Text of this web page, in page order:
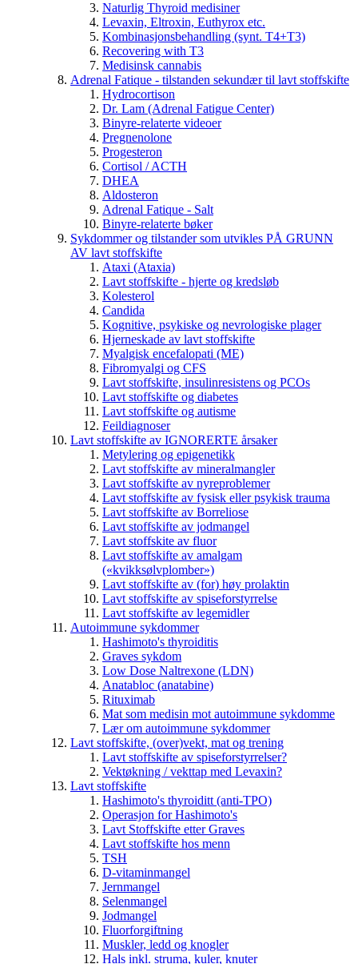
Naturlig Thyroid medisiner
Levaxin, Eltroxin, Euthyrox etc.
Kombinasjonsbehandling (synt. T4+T3)
Recovering with T3
Medisinsk cannabis
Adrenal Fatique - tilstanden sekundær til lavt stoffskifte
Hydrocortison
Dr. Lam (Adrenal Fatigue Center)
Binyre-relaterte videoer
Pregnenolone
Progesteron
Cortisol / ACTH
DHEA
Aldosteron
Adrenal Fatique - Salt
Binyre-relaterte bøker
Sykdommer og tilstander som utvikles PÅ GRUNN
AV lavt stoffskifte
Ataxi (Ataxia)
Lavt stoffskifte - hjerte og kredsløb
Kolesterol
Candida
Kognitive, psykiske og nevrologiske plager
Hjerneskade av lavt stoffskifte
Myalgisk encefalopati (ME)
Fibromyalgi og CFS
Lavt stoffskifte, insulinresistens og PCOs
Lavt stoffskifte og diabetes
Lavt stoffskifte og autisme
Feildiagnoser
Lavt stoffskifte av IGNORERTE årsaker
Metylering og epigenetikk
Lavt stoffskifte av mineralmangler
Lavt stoffskifte av nyreproblemer
Lavt stoffskifte av fysisk eller psykisk trauma
Lavt stoffskifte av Borreliose
Lavt stoffskifte av jodmangel
Lavt stoffskite av fluor
Lavt stoffskifte av amalgam
(«kvikksølvplomber»)
Lavt stoffskifte av (for) høy prolaktin
Lavt stoffskifte av spiseforstyrrelse
Lavt stoffskifte av legemidler
Autoimmune sykdommer
Hashimoto's thyroiditis
Graves sykdom
Low Dose Naltrexone (LDN)
Anatabloc (anatabine)
Rituximab
Mat som medisin mot autoimmune sykdomme
Lær om autoimmune sykdommer
Lavt stoffskifte, (over)vekt, mat og trening
Lavt stoffskifte av spiseforstyrrelser?
Vektøkning / vekttap med Levaxin?
Lavt stoffskifte
Hashimoto's thyroiditt (anti-TPO)
Operasjon for Hashimoto's
Lavt Stoffskifte etter Graves
Lavt stoffskifte hos menn
TSH
D-vitaminmangel
Jernmangel
Selenmangel
Jodmangel
Fluorforgiftning
Muskler, ledd og knogler
Hals inkl. struma, kuler, knuter